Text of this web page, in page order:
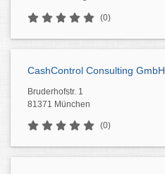
(0)
CashControl Consulting GmbH
Bruderhofstr. 1
81371 München
(0)